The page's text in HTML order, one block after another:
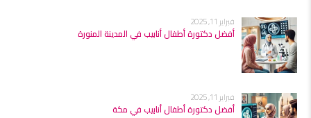
فبراير 11, 2025
أفضل دكتورة أطفال أنابيب في المدينة المنورة
فبراير 11, 2025
أفضل دكتورة أطفال أنابيب في مكة